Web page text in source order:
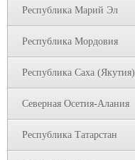
Республика Марий Эл
Республика Мордовия
Республика Саха (Якутия)
Северная Осетия-Алания
Республика Татарстан